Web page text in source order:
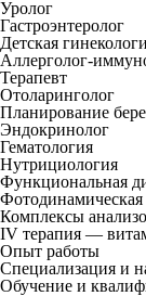
Уролог
Гастроэнтеролог
Детская
Аллерголог-
Терапевт
Отоларинголог
Планирование
Эндокринолог
Гематология
Нутрициология
Функциональная
Фотодинамическая
Комплексы
IV терапия —
Опыт работы
Специализация и
Обучение и